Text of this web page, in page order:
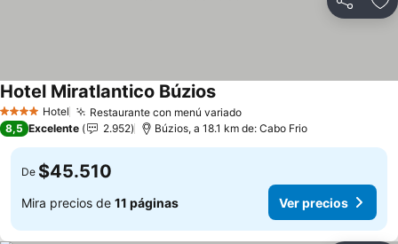
Compartir
4 EstrellasHotel Restaurante con menú variadoVer precios
Hotel Miratlantico BúziosVer precios
8,5 Excelente 2.952 Búzios, a 18.1 km de: Cabo Frio
De $45.510
Mira precios de 11 páginas Ver precios